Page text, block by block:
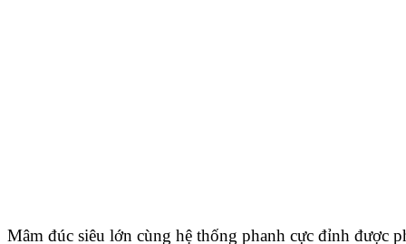
Mâm đúc siêu lớn cùng hệ thống phanh cực đỉnh được